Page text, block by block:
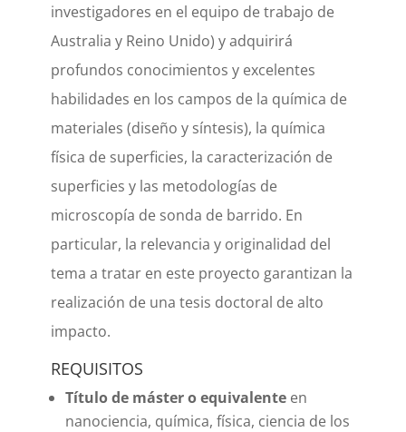
investigadores en el equipo de trabajo de
Australia y Reino Unido) y adquirirá
profundos conocimientos y excelentes
habilidades en los campos de la química de
materiales (diseño y síntesis), la química
física de superficies, la caracterización de
superficies y las metodologías de
microscopía de sonda de barrido. En
particular, la relevancia y originalidad del
tema a tratar en este proyecto garantizan la
realización de una tesis doctoral de alto
impacto.
REQUISITOS
Título de máster o equivalente en
nanociencia, química, física, ciencia de los